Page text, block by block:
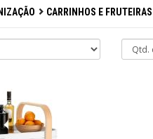
CARRINHOS E FRUTEIRAS